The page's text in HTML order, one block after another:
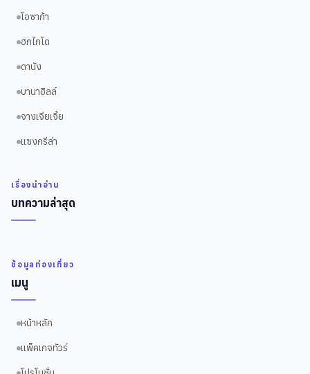
โอซาก้า
ฮกไกโด
ดานัง
บานาฮิลล์
จางเจียเจี้ย
แซงกรีล่า
เรื่องน่าอ่าน
บทความล่าสุด
ข้อมูลท่องเที่ยว
เมนู
หน้าหลัก
แพ็คเกจทัวร์